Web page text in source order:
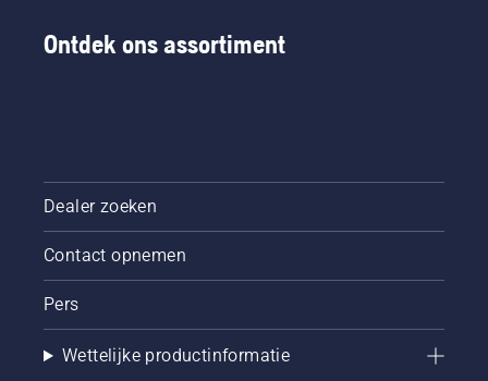
Ontdek ons assortiment
Dealer zoeken
Contact opnemen
Pers
Wettelijke productinformatie